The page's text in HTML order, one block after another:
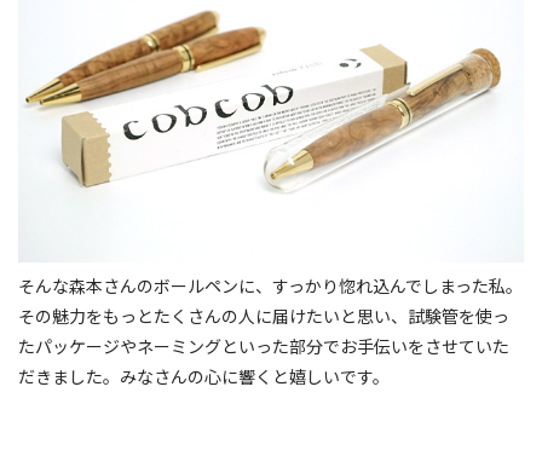
そんな森本さんのボールペンに、すっかり惚れ込んでしまった私。
その魅力をもっとたくさんの人に届けたいと思い、試験管を使っ
たパッケージやネーミングといった部分でお手伝いをさせていた
だきました。みなさんの心に響くと嬉しいです。